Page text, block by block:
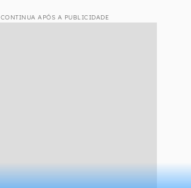
CONTINUA APÓS A PUBLICIDADE